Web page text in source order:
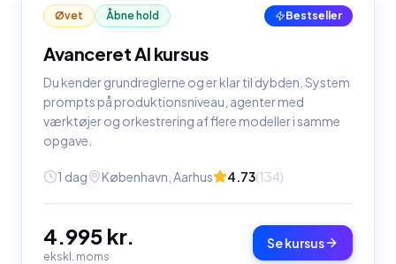
Bestseller
Øvet Åbne hold
Avanceret AI kursus
Du kender grundreglerne og er klar til dybden. System
prompts på produktionsniveau, agenter med
værktøjer og orkestrering af flere modeller i samme
opgave.
1 dag København, Aarhus 4.73(134)
4.995 kr.
ekskl. moms
Se kursus